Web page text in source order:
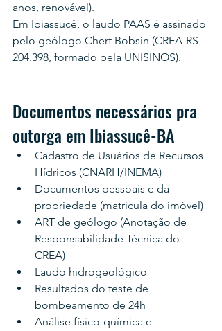
anos, renovável).
Em Ibiassucê, o laudo PAAS é assinado
pelo geólogo Chert Bobsin (CREA-RS
204.398, formado pela UNISINOS).
Documentos necessários pra
outorga em Ibiassucê-BA
Cadastro de Usuários de Recursos
Hídricos (CNARH/INEMA)
Documentos pessoais e da
propriedade (matrícula do imóvel)
ART de geólogo (Anotação de
Responsabilidade Técnica do
CREA)
Laudo hidrogeológico
Resultados do teste de
bombeamento de 24h
Análise físico-química e